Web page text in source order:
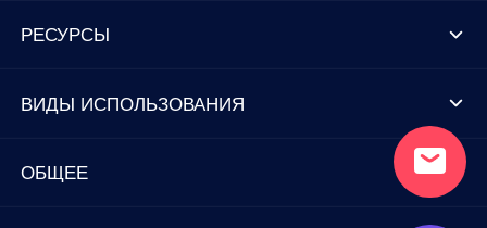
РЕСУРСЫ
ВИДЫ ИСПОЛЬЗОВАНИЯ
ОБЩЕЕ